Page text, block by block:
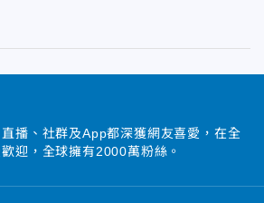
播、社群及App都深獲網友喜愛，在全
迎，全球擁有2000萬粉絲。